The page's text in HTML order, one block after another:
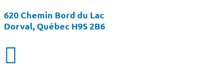
620 Chemin Bord du Lac
Dorval, Québec H9S 2B6
